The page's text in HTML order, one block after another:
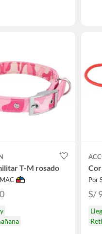
T-M rosado
Por
S/